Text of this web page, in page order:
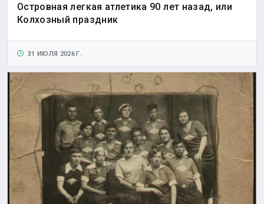
Островная легкая атлетика 90 лет назад, или
Колхозный праздник
31 ИЮЛЯ 2026 Г.